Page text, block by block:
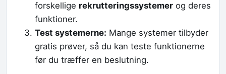
forskellige rekrutteringssystemer og deres
funktioner.
Test systemerne: Mange systemer tilbyder
gratis prøver, så du kan teste funktionerne
før du træffer en beslutning.